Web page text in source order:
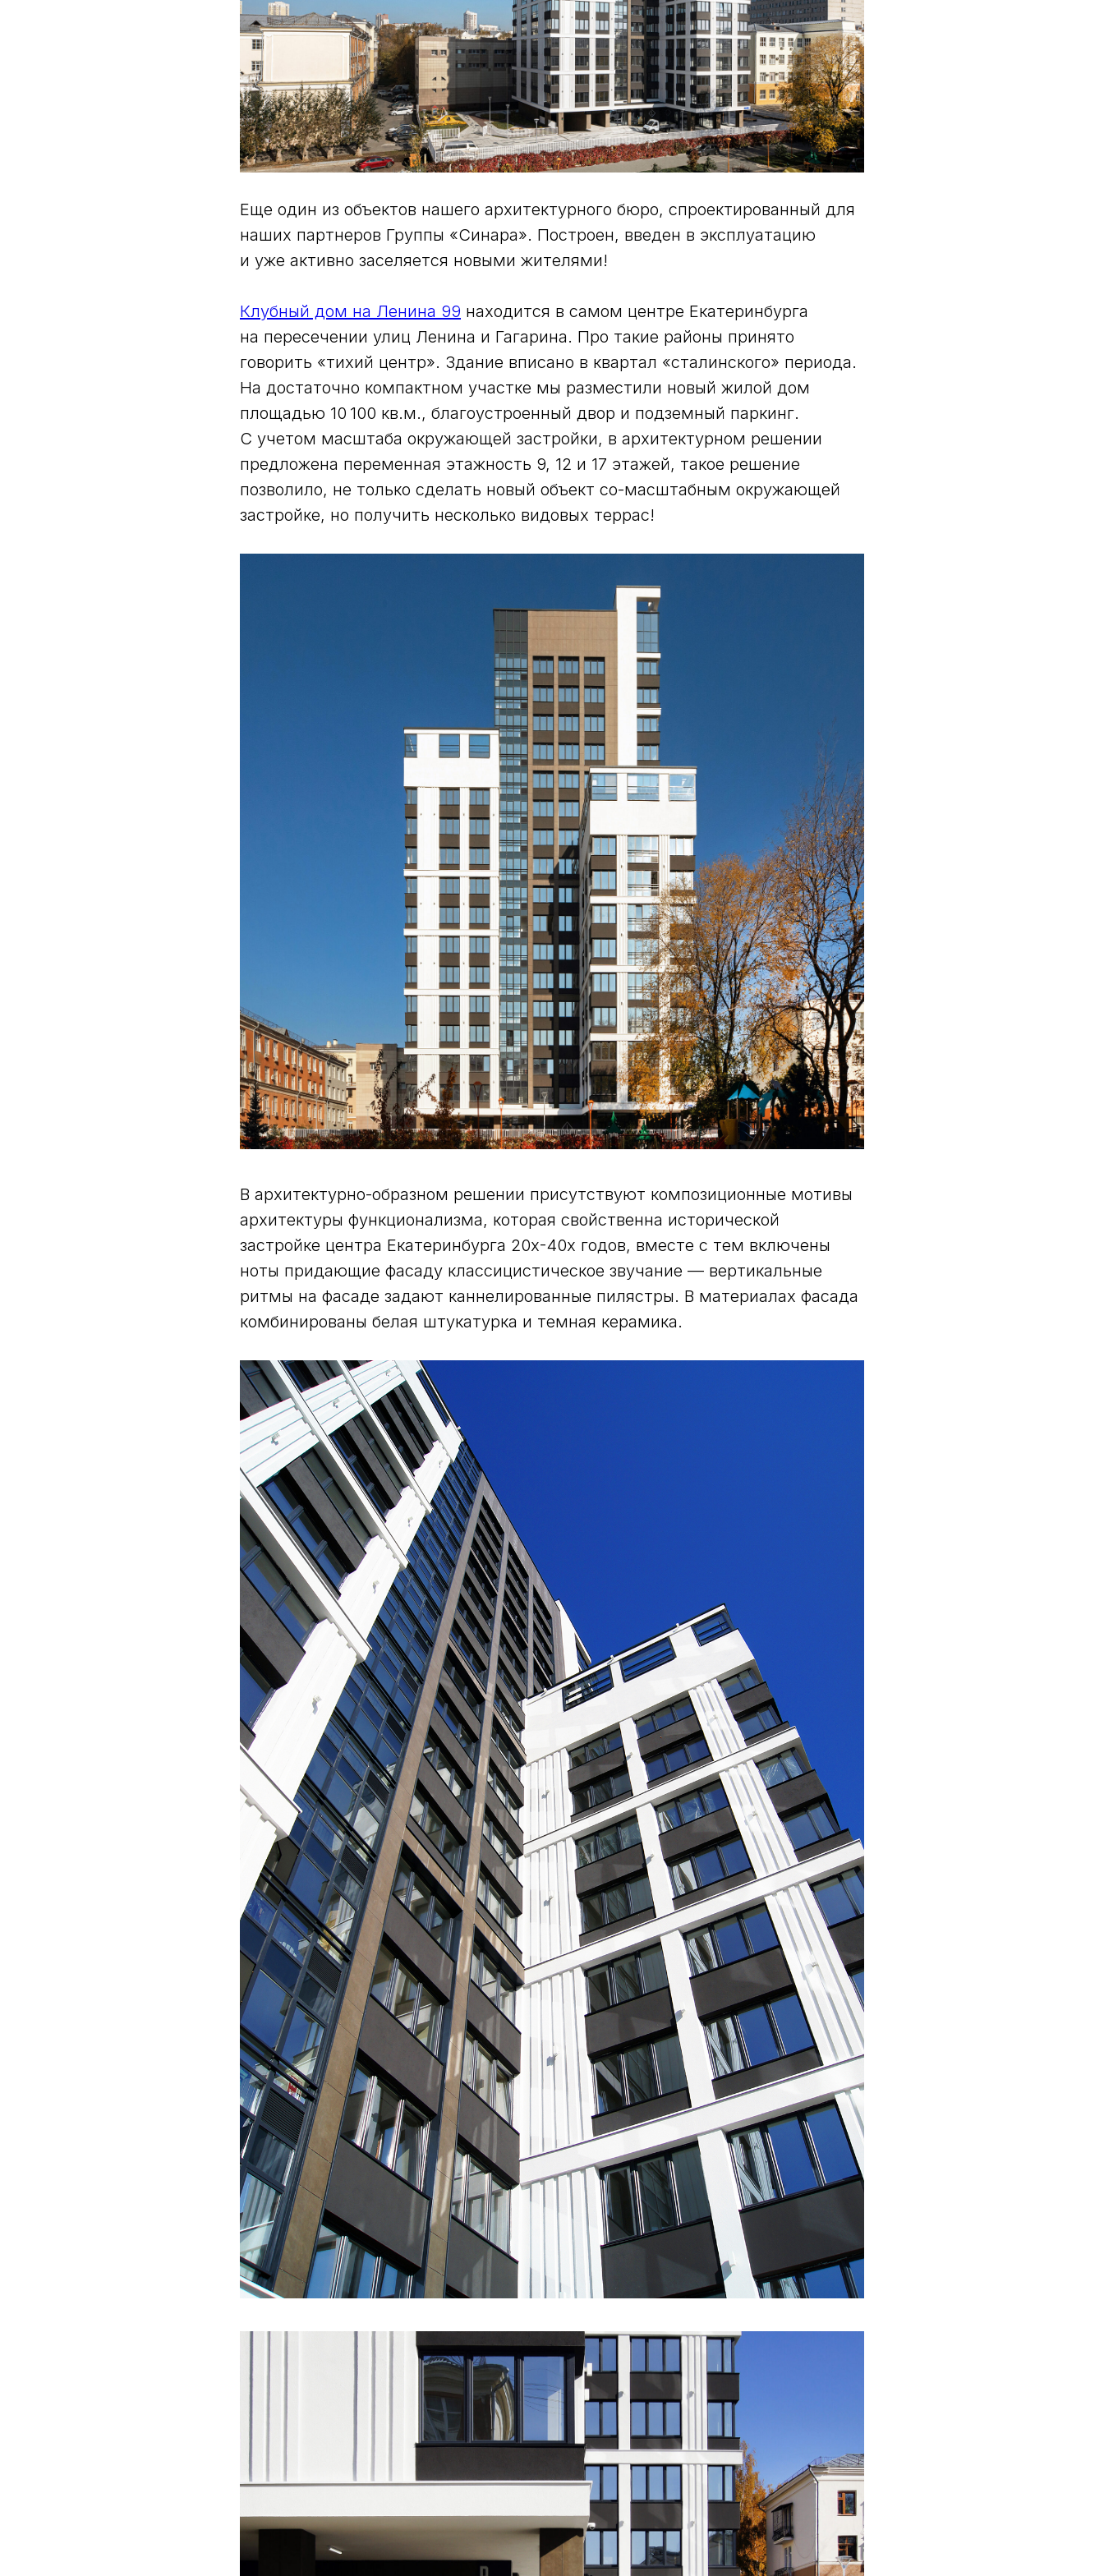
Еще один из объектов нашего архитектурного бюро, спроектированный для
наших партнеров Группы «Синара». Построен, введен в эксплуатацию
и уже активно заселяется новыми жителями!
Клубный дом на Ленина 99 находится в самом центре Екатеринбурга
на пересечении улиц Ленина и Гагарина. Про такие районы принято
говорить «тихий центр». Здание вписано в квартал «сталинского» периода.
На достаточно компактном участке мы разместили новый жилой дом
площадью 10 100 кв.м., благоустроенный двор и подземный паркинг.
С учетом масштаба окружающей застройки, в архитектурном решении
предложена переменная этажность 9, 12 и 17 этажей, такое решение
позволило, не только сделать новый объект со-масштабным окружающей
застройке, но получить несколько видовых террас!
В архитектурно-образном решении присутствуют композиционные мотивы
архитектуры функционализма, которая свойственна исторической
застройке центра Екатеринбурга 20х-40х годов, вместе с тем включены
ноты придающие фасаду классицистическое звучание — вертикальные
ритмы на фасаде задают каннелированные пилястры. В материалах фасада
комбинированы белая штукатурка и темная керамика.